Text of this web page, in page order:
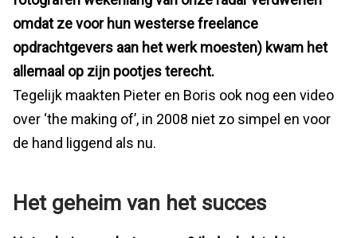
omdat ze voor hun westerse freelance
opdrachtgevers aan het werk moesten) kwam het
allemaal op zijn pootjes terecht.
Tegelijk maakten Pieter en Boris ook nog een video
over ‘the making of’, in 2008 niet zo simpel en voor
de hand liggend als nu.
Het geheim van het succes